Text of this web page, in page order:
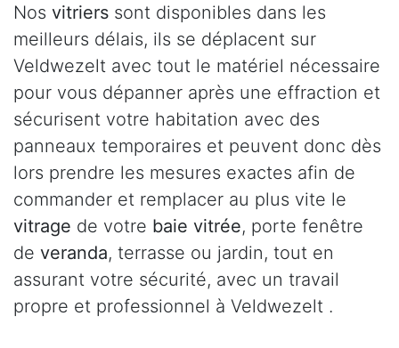
Nos vitriers sont disponibles dans les
meilleurs délais, ils se déplacent sur
Veldwezelt avec tout le matériel nécessaire
pour vous dépanner après une effraction et
sécurisent votre habitation avec des
panneaux temporaires et peuvent donc dès
lors prendre les mesures exactes afin de
commander et remplacer au plus vite le
vitrage de votre baie vitrée, porte fenêtre
de veranda, terrasse ou jardin, tout en
assurant votre sécurité, avec un travail
propre et professionnel à Veldwezelt .